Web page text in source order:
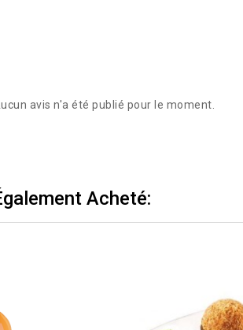
avis n'a été publié pour le moment.
Acheté: